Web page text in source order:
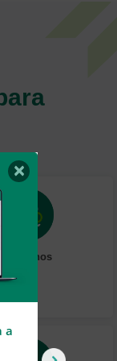
Llámanos
×
a